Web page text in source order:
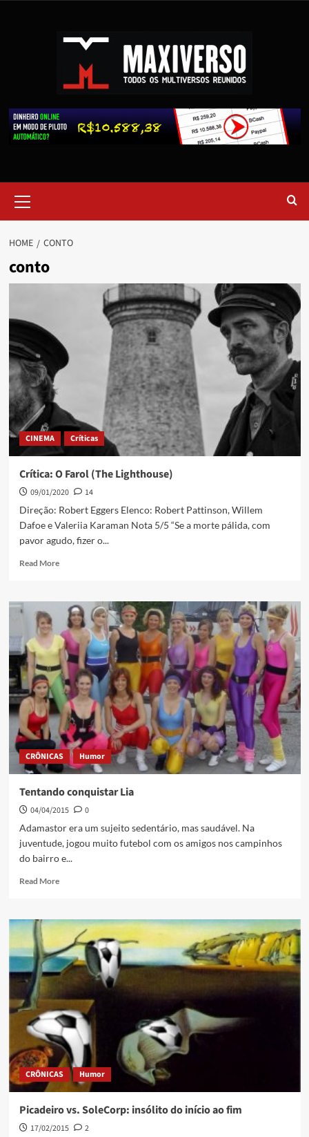
HOME CONTO
conto
CINEMA Críticas
Crítica: O Farol (The Lighthouse)
09/01/2020
14
Direção: Robert Eggers Elenco: Robert Pattinson, Willem
Dafoe e Valeriia Karaman Nota 5/5 “Se a morte pálida, com
pavor agudo, fizer o...
Read More
CRÔNICAS Humor
Tentando conquistar Lia
04/04/2015
0
Adamastor era um sujeito sedentário, mas saudável. Na
juventude, jogou muito futebol com os amigos nos campinhos
do bairro e...
Read More
CRÔNICAS Humor
Picadeiro vs. SoleCorp: insólito do início ao fim
17/02/2015
2